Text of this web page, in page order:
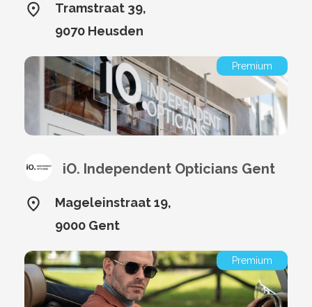
Tramstraat 39,
9070 Heusden
Premium
iO. Independent Opticians Gent
Mageleinstraat 19,
9000 Gent
Premium